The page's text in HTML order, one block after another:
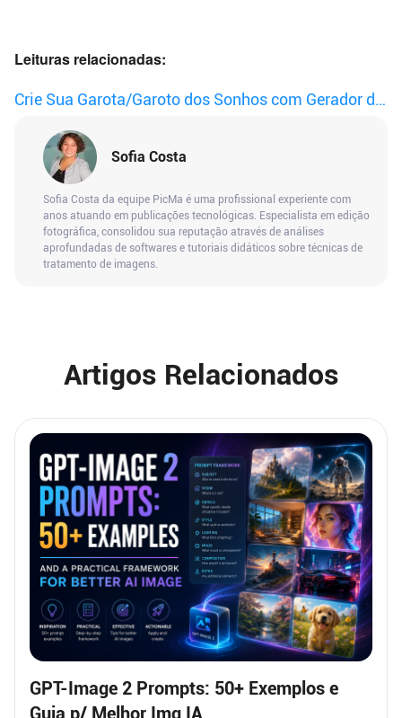
Leituras relacionadas:
Crie Sua Garota/Garoto dos Sonhos com Gerador de
Arte com IA
Sofia Costa
Sofia Costa da equipe PicMa é uma profissional experiente com
anos atuando em publicações tecnológicas. Especialista em edição
fotográfica, consolidou sua reputação através de análises
aprofundadas de softwares e tutoriais didáticos sobre técnicas de
tratamento de imagens.
Artigos Relacionados
GPT-Image 2 Prompts: 50+ Exemplos e
Guia p/ Melhor Img IA